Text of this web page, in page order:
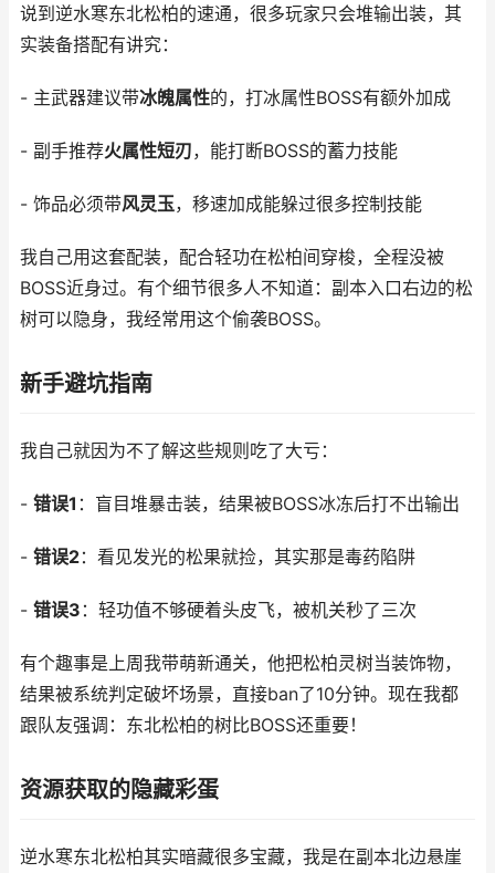
说到逆水寒东北松柏的速通，很多玩家只会堆输出装，其
实装备搭配有讲究：
- 主武器建议带冰魄属性的，打冰属性BOSS有额外加成
- 副手推荐火属性短刃，能打断BOSS的蓄力技能
- 饰品必须带风灵玉，移速加成能躲过很多控制技能
我自己用这套配装，配合轻功在松柏间穿梭，全程没被
BOSS近身过。有个细节很多人不知道：副本入口右边的松
树可以隐身，我经常用这个偷袭BOSS。
新手避坑指南
我自己就因为不了解这些规则吃了大亏：
- 错误1 ：盲目堆暴击装，结果被BOSS冰冻后打不出输出
- 错误2：看见发光的松果就捡，其实那是毒药陷阱
- 错误3 ：轻功值不够硬着头皮飞，被机关秒了三次
有个趣事是上周我带萌新通关，他把松柏灵树当装饰物，
结果被系统判定破坏场景，直接ban了10分钟。现在我都
跟队友强调：东北松柏的树比BOSS还重要！
资源获取的隐藏彩蛋
逆水寒东北松柏其实暗藏很多宝藏，我是在副本北边悬崖